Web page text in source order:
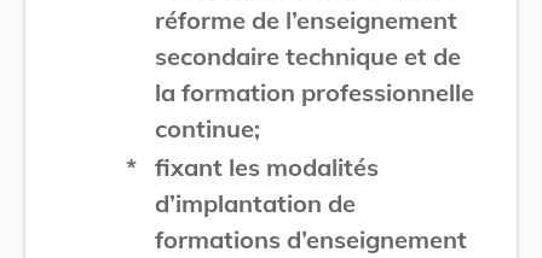
réforme de l’enseignement
secondaire technique et de
la formation professionnelle
continue;
* fixant les modalités
d’implantation de
formations d’enseignement